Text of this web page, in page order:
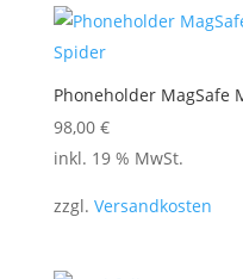
Phoneholder MagSafe
98,00 €
inkl. 19 % MwSt.
zzgl. Versandkosten